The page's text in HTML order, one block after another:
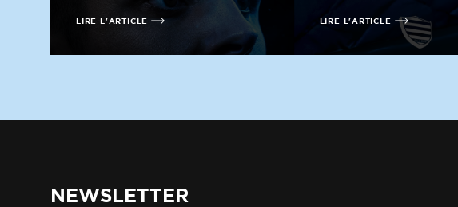
LIRE L'ARTICLE LIRE L'ARTICLE
NEWSLETTER